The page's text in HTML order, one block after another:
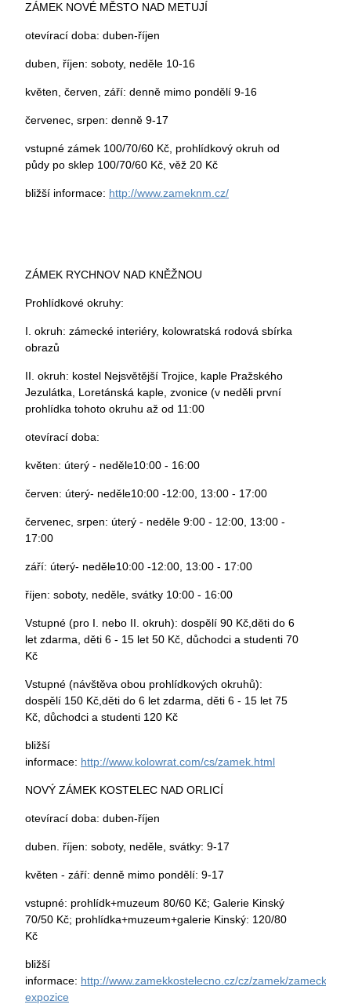
ZÁMEK NOVÉ MĚSTO NAD METUJÍ
otevírací doba: duben-říjen
duben, říjen: soboty, neděle 10-16
květen, červen, září: denně mimo pondělí 9-16
červenec, srpen: denně 9-17
vstupné zámek 100/70/60 Kč, prohlídkový okruh od
půdy po sklep 100/70/60 Kč, věž 20 Kč
bližší informace: http://www.zameknm.cz/
ZÁMEK RYCHNOV NAD KNĚŽNOU
Prohlídkové okruhy:
I. okruh: zámecké interiéry, kolowratská rodová sbírka
obrazů
II. okruh: kostel Nejsvětější Trojice, kaple Pražského
Jezulátka, Loretánská kaple, zvonice (v neděli první
prohlídka tohoto okruhu až od 11:00
otevírací doba:
květen: úterý - neděle10:00 - 16:00
červen: úterý- neděle10:00 -12:00, 13:00 - 17:00
červenec, srpen: úterý - neděle 9:00 - 12:00, 13:00 -
17:00
září: úterý- neděle10:00 -12:00, 13:00 - 17:00
říjen: soboty, neděle, svátky 10:00 - 16:00
Vstupné (pro I. nebo II. okruh): dospělí 90 Kč,děti do 6
let zdarma, děti 6 - 15 let 50 Kč, důchodci a studenti 70
Kč
Vstupné (návštěva obou prohlídkových okruhů):
dospělí 150 Kč,děti do 6 let zdarma, děti 6 - 15 let 75
Kč, důchodci a studenti 120 Kč
bližší
informace: http://www.kolowrat.com/cs/zamek.html
NOVÝ ZÁMEK KOSTELEC NAD ORLICÍ
otevírací doba: duben-říjen
duben. říjen: soboty, neděle, svátky: 9-17
květen - září: denně mimo pondělí: 9-17
vstupné: prohlídk+muzeum 80/60 Kč; Galerie Kinský
70/50 Kč; prohlídka+muzeum+galerie Kinský: 120/80
Kč
bližší
informace: http://www.zamekkostelecno.cz/cz/zamek/zamecka-
expozice